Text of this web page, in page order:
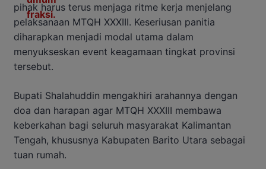
pihak harus terus menjaga ritme kerja menjelang
pelaksanaan MTQH XXXIII. Keseriusan panitia
diharapkan menjadi modal utama dalam
menyukseskan event keagamaan tingkat provinsi
tersebut.
Bupati Shalahuddin mengakhiri arahannya dengan
doa dan harapan agar MTQH XXXIII membawa
keberkahan bagi seluruh masyarakat Kalimantan
Tengah, khususnya Kabupaten Barito Utara sebagai
tuan rumah.